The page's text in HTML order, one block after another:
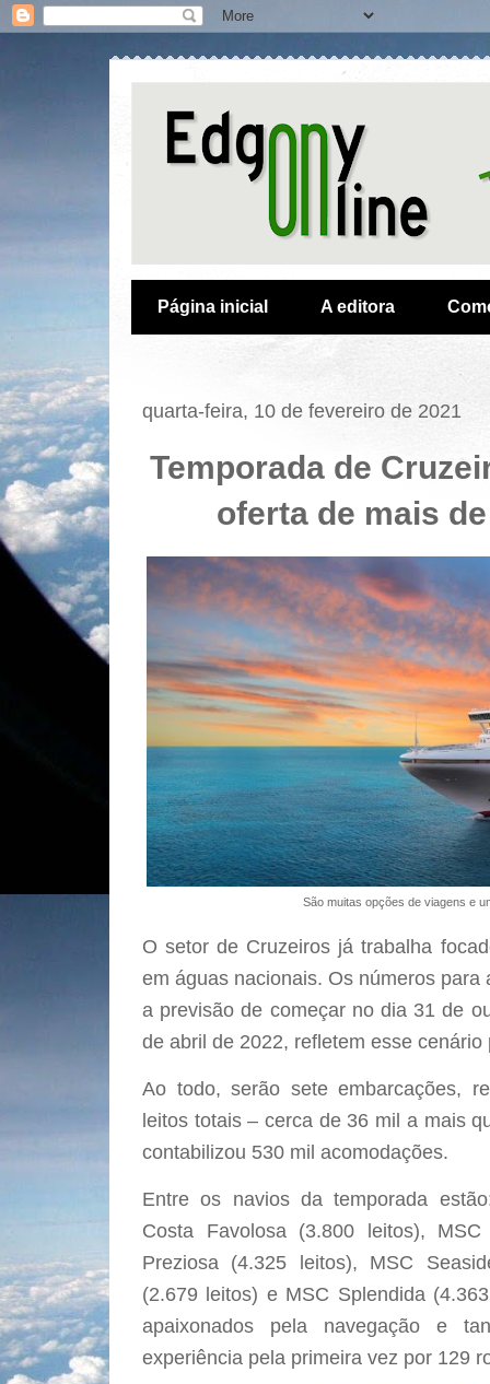
Página inicial A editora
quarta-feira, 10 de fevereiro de 2021
Temporada de
oferta de mais
São muitas opções de viagens e
O setor de Cruzeiros já trabalha
em águas nacionais. Os números
a previsão de começar no dia 31 de
de abril de 2022, refletem esse cenário
Ao todo, serão sete embarcações,
leitos totais – cerca de 36 mil a mais
contabilizou 530 mil acomodações.
Entre os navios da temporada
Costa Favolosa (3.800 leitos),
Preziosa (4.325 leitos), MSC
(2.679 leitos) e MSC Splendida
apaixonados pela navegação e
experiência pela primeira vez por 129